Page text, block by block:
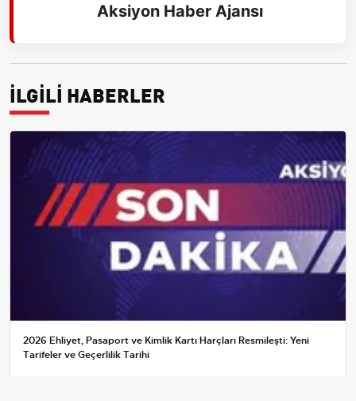
Aksiyon Haber Ajansı
İLGİLİ HABERLER
2026 Ehliyet, Pasaport ve Kimlik Kartı Harçları Resmileşti: Yeni
Tarifeler ve Geçerlilik Tarihi